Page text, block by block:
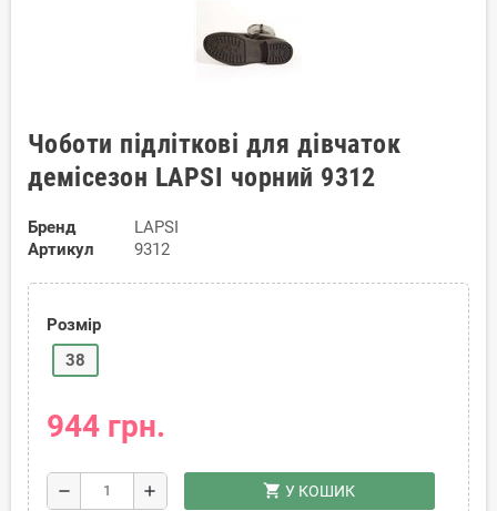
Чоботи підліткові для дівчаток
демісезон LAPSI чорний 9312
Бренд
LAPSI
Артикул
9312
Розмір
38
944 грн.
remove add shopping_cart У КОШИК